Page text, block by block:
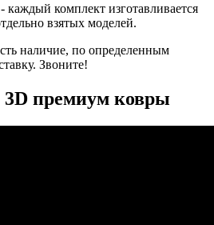
комплект изготавливается
взятых моделей.
наличие, по определенным
Звоните!
3D премиум ковры